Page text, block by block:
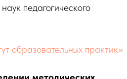
педагогического
практик»